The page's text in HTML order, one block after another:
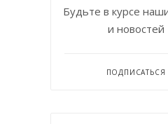
Будьте в курсе
и новостей
ПОДПИСАТЬСЯ